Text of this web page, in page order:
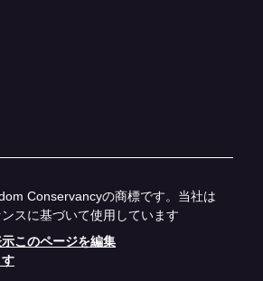
Conservancyの商標です。当社は
ンスに基づいて使用しています
このページを編集